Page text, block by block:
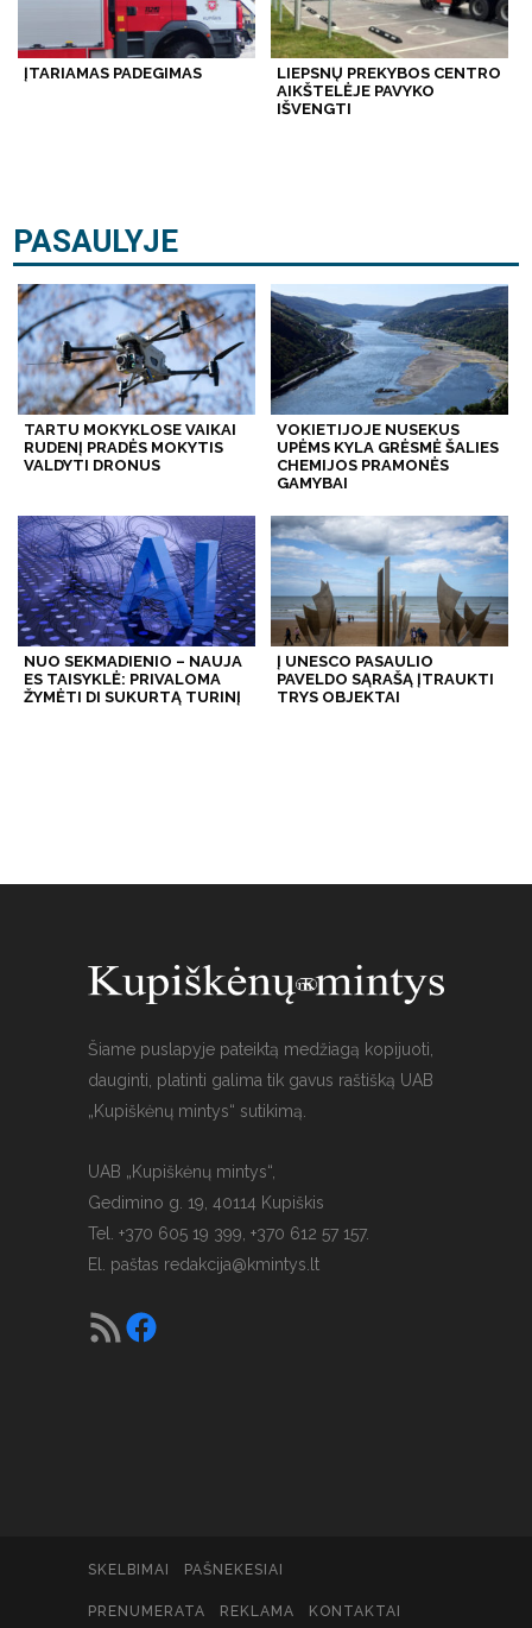
ĮTARIAMAS PADEGIMAS
LIEPSNŲ PREKYBOS CENTRO
AIKŠTELĖJE PAVYKO
IŠVENGTI
PASAULYJE
TARTU MOKYKLOSE VAIKAI
RUDENĮ PRADĖS MOKYTIS
VALDYTI DRONUS
VOKIETIJOJE NUSEKUS
UPĖMS KYLA GRĖSMĖ ŠALIES
CHEMIJOS PRAMONĖS
GAMYBAI
NUO SEKMADIENIO – NAUJA
ES TAISYKLĖ: PRIVALOMA
ŽYMĖTI DI SUKURTĄ TURINĮ
Į UNESCO PASAULIO
PAVELDO SĄRAŠĄ ĮTRAUKTI
TRYS OBJEKTAI
Šiame puslapyje pateiktą medžiagą kopijuoti,
dauginti, platinti galima tik gavus raštišką UAB
„Kupiškėnų mintys“ sutikimą.
UAB „Kupiškėnų mintys“,
Gedimino g. 19, 40114 Kupiškis
Tel. +370 605 19 399, +370 612 57 157.
El. paštas redakcija@kmintys.lt
SKELBIMAI PAŠNEKESIAI
PRENUMERATA REKLAMA KONTAKTAI